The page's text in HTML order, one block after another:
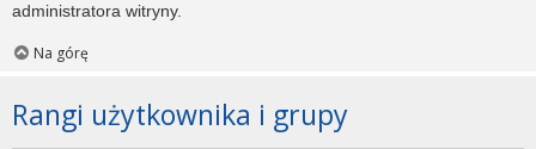
administratora witryny.
Na górę
Rangi użytkownika i grupy